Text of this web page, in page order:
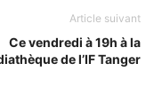
Article suivant
Ce vendredi à 19h à la
de l’IF Tanger